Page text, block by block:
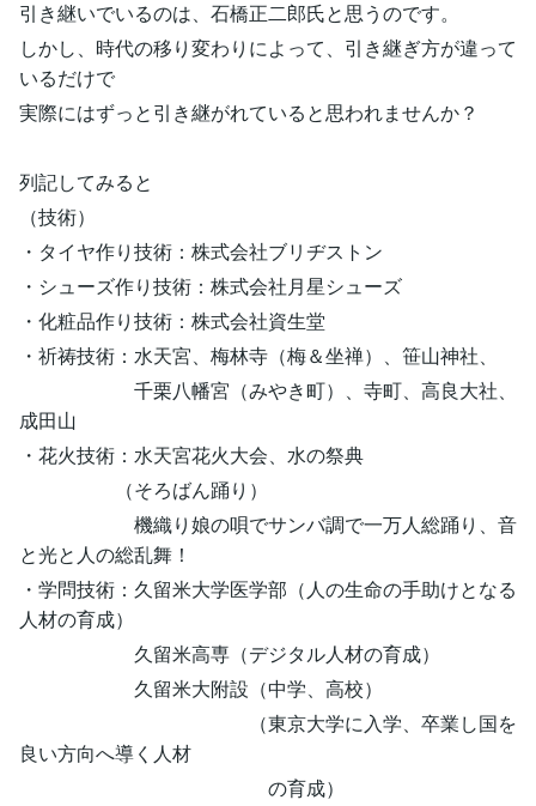
引き継いでいるのは、石橋正二郎氏と思うのです。
しかし、時代の移り変わりによって、引き継ぎ方が違って
いるだけで
実際にはずっと引き継がれていると思われませんか？
列記してみると
（技術）
・タイヤ作り技術：株式会社ブリヂストン
・シューズ作り技術：株式会社月星シューズ
・化粧品作り技術：株式会社資生堂
・祈祷技術：水天宮、梅林寺（梅＆坐禅）、笹山神社、
千栗八幡宮（みやき町）、寺町、高良大社、
成田山
・花火技術：水天宮花火大会、水の祭典
（そろばん踊り）
機織り娘の唄でサンバ調で一万人総踊り、音
と光と人の総乱舞！
・学問技術：久留米大学医学部（人の生命の手助けとなる
人材の育成）
久留米高専（デジタル人材の育成）
久留米大附設（中学、高校）
（東京大学に入学、卒業し国を
良い方向へ導く人材
の育成）